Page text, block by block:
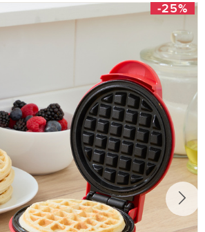
-25%